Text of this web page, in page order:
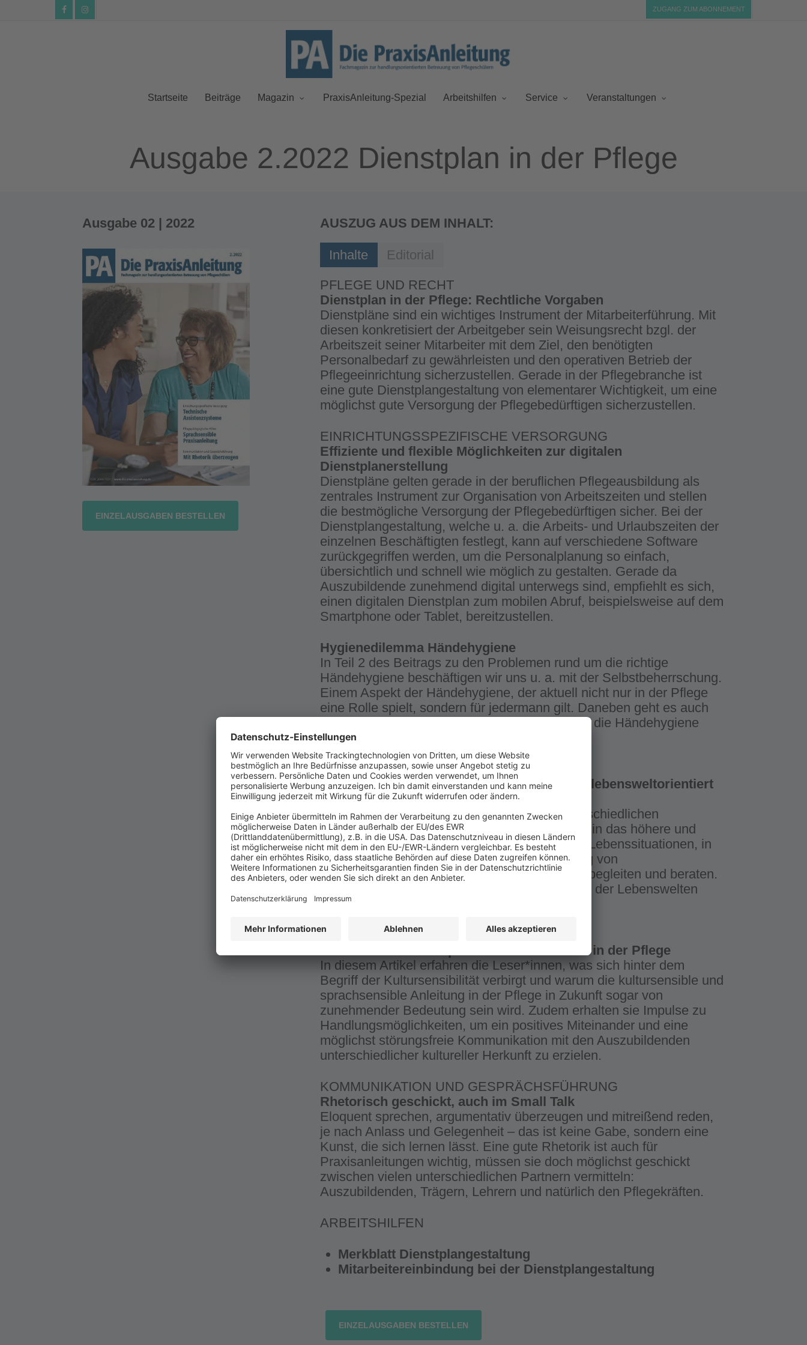
facebookinstagram
ZUGANG ZUM ABONNEMENT
Startseite Beiträge Magazin PraxisAnleitung-Spezial Arbeitshilfen Service Veranstaltungen
Ausgabe 2.2022 Dienstplan in der Pflege
Ausgabe 02 | 2022
EINZELAUSGABEN BESTELLEN
AUSZUG AUS DEM INHALT:
Inhalte
Editorial
PFLEGE UND RECHT
Dienstplan in der Pflege: Rechtliche Vorgaben
Dienstpläne sind ein wichtiges Instrument der Mitarbeiterführung. Mit
diesen konkretisiert der Arbeitgeber sein Weisungsrecht bzgl. der
Arbeitszeit seiner Mitarbeiter mit dem Ziel, den benötigten
Personalbedarf zu gewährleisten und den operativen Betrieb der
Pflegeeinrichtung sicherzustellen. Gerade in der Pflegebranche ist
eine gute Dienstplangestaltung von elementarer Wichtigkeit, um eine
möglichst gute Versorgung der Pflegebedürftigen sicherzustellen.
EINRICHTUNGSSPEZIFISCHE VERSORGUNG
Effiziente und flexible Möglichkeiten zur digitalen
Dienstplanerstellung
Dienstpläne gelten gerade in der beruflichen Pflegeausbildung als
zentrales Instrument zur Organisation von Arbeitszeiten und stellen
die bestmögliche Versorgung der Pflegebedürftigen sicher. Bei der
Dienstplangestaltung, welche u. a. die Arbeits- und Urlaubszeiten der
einzelnen Beschäftigten festlegt, kann auf verschiedene Software
zurückgegriffen werden, um die Personalplanung so einfach,
übersichtlich und schnell wie möglich zu gestalten. Gerade da
Auszubildende zunehmend digital unterwegs sind, empfiehlt es sich,
einen digitalen Dienstplan zum mobilen Abruf, beispielsweise auf dem
Smartphone oder Tablet, bereitzustellen.
Hygienedilemma Händehygiene
In Teil 2 des Beitrags zu den Problemen rund um die richtige
Händehygiene beschäftigen wir uns u. a. mit der Selbstbeherrschung.
Einem Aspekt der Händehygiene, der aktuell nicht nur in der Pflege
eine Rolle spielt, sondern für jedermann gilt. Daneben geht es auch
um Zeit und Sicherheit – Themen, die nicht nur die Händehygiene
beeinflussen und betreffen.
ANLEITEN UND BEURTEILEN
CE 09: Menschen bei der Lebensgestaltung lebensweltorientiert
unterstützen
In der curricularen Einheit 09 werden die unterschiedlichen
Altersstufen vom jungen Erwachsenenalter bis in das höhere und
hohe Lebensalter betrachtet. Im Fokus stehen Lebenssituationen, in
denen beruflich Pflegende, bei der Bewältigung von
Entwicklungsherausforderungen unterstützen, begleiten und beraten.
Von den Pflegenden erfordert die Anerkennung der Lebenswelten
eine Anknüpfung an die Lebensgeschichte.
PFLEGEPÄDAGOGISCHE HILFEN
Kultursensibel und sprachsensibel Anleiten in der Pflege
In diesem Artikel erfahren die Leser*innen, was sich hinter dem
Begriff der Kultursensibilität verbirgt und warum die kultursensible und
sprachsensible Anleitung in der Pflege in Zukunft sogar von
zunehmender Bedeutung sein wird. Zudem erhalten sie Impulse zu
Handlungsmöglichkeiten, um ein positives Miteinander und eine
möglichst störungsfreie Kommunikation mit den Auszubildenden
unterschiedlicher kultureller Herkunft zu erzielen.
KOMMUNIKATION UND GESPRÄCHSFÜHRUNG
Rhetorisch geschickt, auch im Small Talk
Eloquent sprechen, argumentativ überzeugen und mitreißend reden,
je nach Anlass und Gelegenheit – das ist keine Gabe, sondern eine
Kunst, die sich lernen lässt. Eine gute Rhetorik ist auch für
Praxisanleitungen wichtig, müssen sie doch möglichst geschickt
zwischen vielen unterschiedlichen Partnern vermitteln:
Auszubildenden, Trägern, Lehrern und natürlich den Pflegekräften.
ARBEITSHILFEN
Merkblatt Dienstplangestaltung
Mitarbeitereinbindung bei der Dienstplangestaltung
EINZELAUSGABEN BESTELLEN